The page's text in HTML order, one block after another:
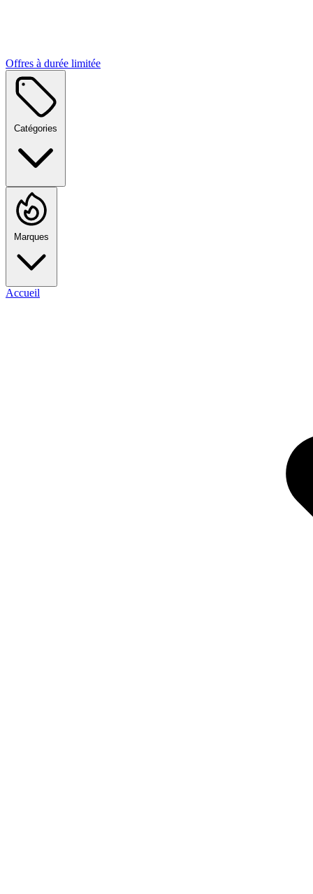
Offres à durée limitée
Catégories
Marques
Accueil